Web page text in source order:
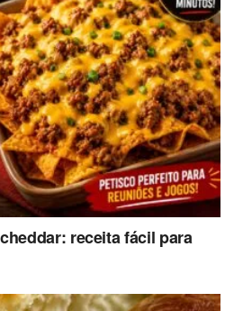
receita fácil para